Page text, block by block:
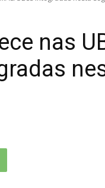
nas